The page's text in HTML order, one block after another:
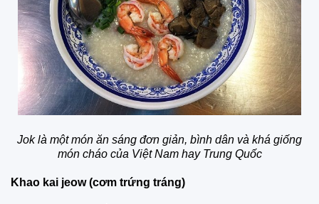
Jok là một món ăn sáng đơn giản, bình dân và khá giống
món cháo của Việt Nam hay Trung Quốc
Khao kai jeow (cơm trứng tráng)